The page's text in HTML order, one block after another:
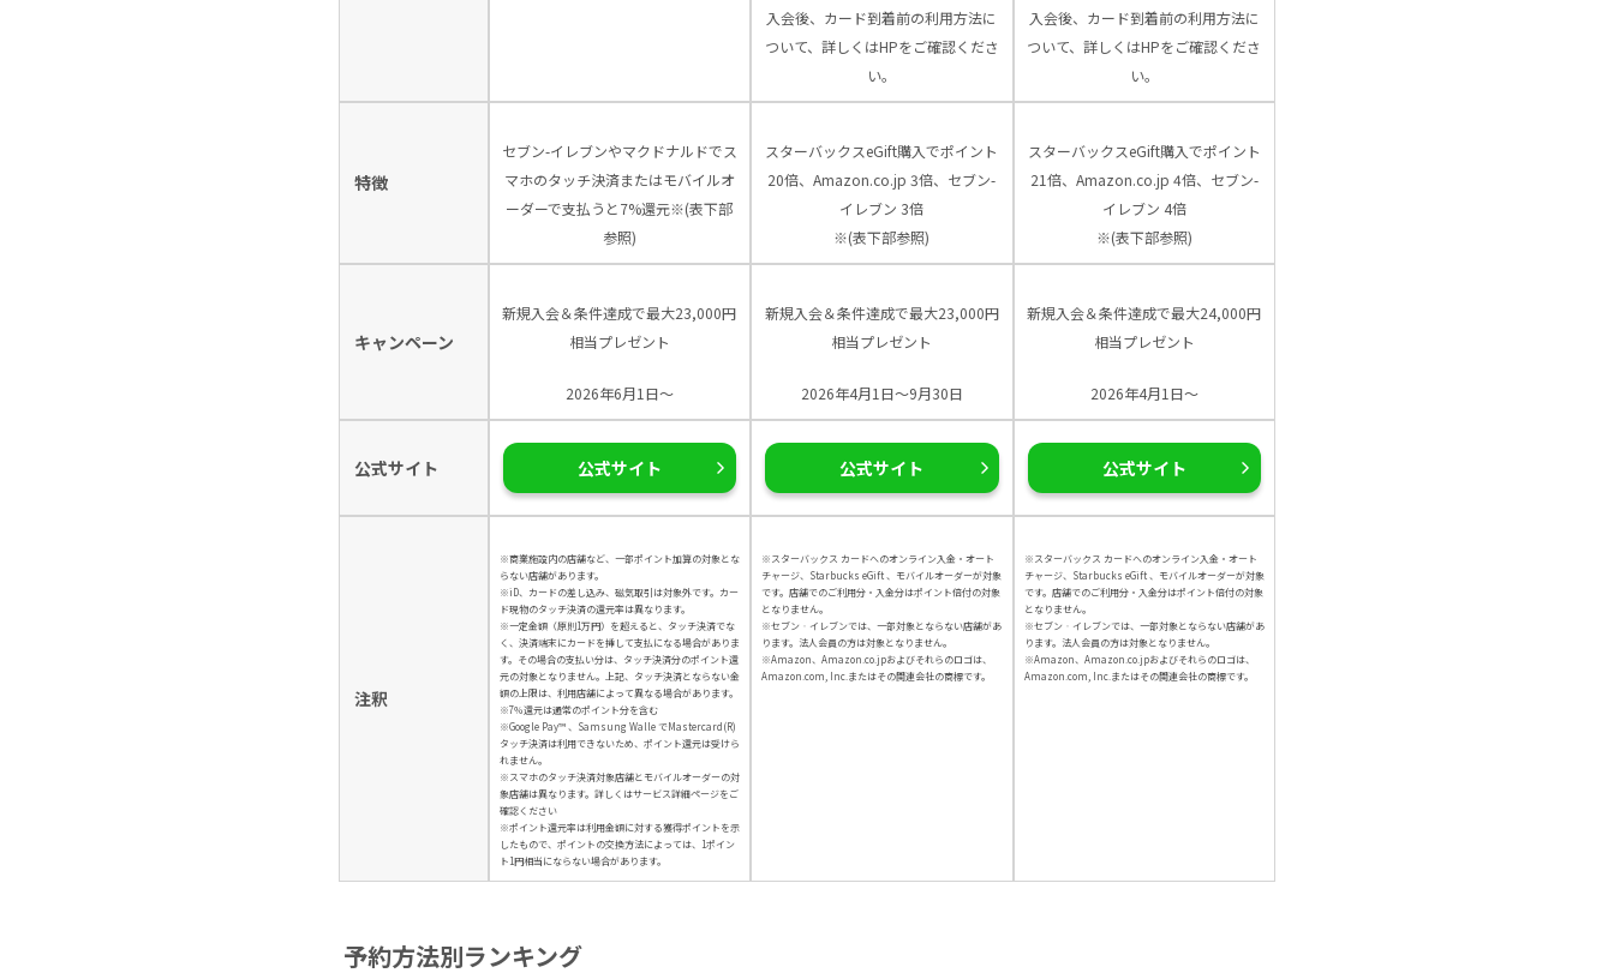
入会後、カード到着前の利用方法に
ついて、詳しくはHPをご確認くださ
い。
入会後、カード到着前の利用方法に
ついて、詳しくはHPをご確認くださ
い。
特徴
セブン-イレブンやマクドナルドでス
マホのタッチ決済またはモバイルオ
ーダーで支払うと7%還元※(表下部
参照)
スターバックスeGift購入でポイント
20倍、Amazon.co.jp 3倍、セブン-
イレブン 3倍
※(表下部参照)
スターバックスeGift購入でポイント
21倍、Amazon.co.jp 4倍、セブン-
イレブン 4倍
※(表下部参照)
キャンペーン
新規入会＆条件達成で最大23,000円
相当プレゼント
2026年6月1日～
新規入会＆条件達成で最大23,000円
相当プレゼント
2026年4月1日～9月30日
新規入会＆条件達成で最大24,000円
相当プレゼント
2026年4月1日～
公式サイト 公式サイト 公式サイト 公式サイト
注釈
※商業施設内の店舗など、一部ポイント加算の対象とな
らない店舗があります。
※iD、カードの差し込み、磁気取引は対象外です。カー
ド現物のタッチ決済の還元率は異なります。
※一定金額（原則1万円）を超えると、タッチ決済でな
く、決済端末にカードを挿して支払になる場合がありま
す。その場合の支払い分は、タッチ決済分のポイント還
元の対象となりません。上記、タッチ決済とならない金
額の上限は、利用店舗によって異なる場合があります。
※7％還元は通常のポイント分を含む
※Google Pay™ 、Samsung Walle でMastercard(R)
タッチ決済は利用できないため、ポイント還元は受けら
れません。
※スマホのタッチ決済対象店舗とモバイルオーダーの対
象店舗は異なります。詳しくはサービス詳細ページをご
確認ください
※ポイント還元率は利用金額に対する獲得ポイントを示
したもので、ポイントの交換方法によっては、1ポイン
ト1円相当にならない場合があります。
※スターバックス カードへのオンライン入金・オート
チャージ、Starbucks eGift 、モバイルオーダーが対象
です。店舗でのご利用分・入金分はポイント倍付の対象
となりません。
※セブン‐イレブンでは、一部対象とならない店舗があ
ります。法人会員の方は対象となりません。
※Amazon、Amazon.co.jpおよびそれらのロゴは、
Amazon.com, Inc.またはその関連会社の商標です。
※スターバックス カードへのオンライン入金・オート
チャージ、Starbucks eGift 、モバイルオーダーが対象
です。店舗でのご利用分・入金分はポイント倍付の対象
となりません。
※セブン‐イレブンでは、一部対象とならない店舗があ
ります。法人会員の方は対象となりません。
※Amazon、Amazon.co.jpおよびそれらのロゴは、
Amazon.com, Inc.またはその関連会社の商標です。
予約方法別ランキング